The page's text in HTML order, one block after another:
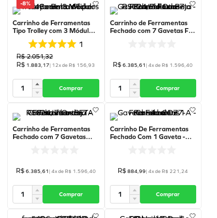
-8%
Carrinho de Ferramentas
Tipo Trolley com 3 Módulos
- C43 - Beta Worker
1
R$2.051,32
R$ 1.883,17| 12x deR$ 156,93
Comprar
Carrinho de Ferramentas
Fechado com 7 Gavetas Full
R$ 6.385,61 |4x deR$ 1.596,40
Comprar
Carrinho de Ferramentas
Fechado com 7 Gavetas
R$ 6.385,61 | 4x de R$ 1.596,40
Comprar
Carrinho De Ferramentas
Fechado Com 1 Gaveta -
R$ 884,99|4x deR$ 221,24
Comprar